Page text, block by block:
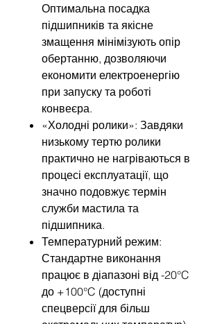
Оптимальна посадка
підшипників та якісне
змащення мінімізують опір
обертанню, дозволяючи
економити електроенергію
при запуску та роботі
конвеєра.
«Холодні ролики»: Завдяки
низькому тертю ролики
практично не нагріваються в
процесі експлуатації, що
значно подовжує термін
служби мастила та
підшипника.
Температурний режим:
Стандартне виконання
працює в діапазоні від -20°C
до +100°C (доступні
спецверсії для більш